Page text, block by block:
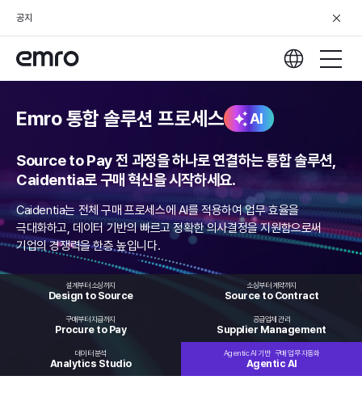
공지
Emro 통합 솔루션 프로세스 AI
Source to Pay 전 과정을 하나로 연결하는 통합 솔루션,
Caidentia로 구매 혁신을 시작하세요.
Caidentia는 전체 구매 프로세스에 AI를 적용하여 업무 효율을
극대화하고, 데이터 기반의 빠르고 정확한 의사결정을 지원함으로써
기업의 경쟁력을 한층 높입니다.
설계부터 소싱까지
Design to Source
소싱부터 계약까지
Source to Contract
구매부터 지급까지
Procure to Pay
공급업체 관리
Supplier Management
데이터 분석
Analytics Studio
Agentic AI 기반 구매 업무 자동화
Agentic AI